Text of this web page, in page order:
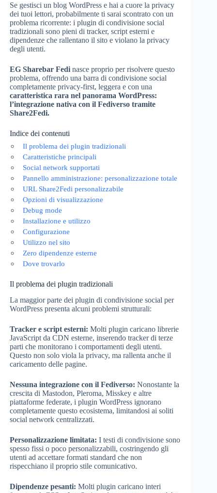
Se gestisci un blog WordPress e hai a cuore la privacy
dei tuoi lettori, probabilmente ti sarai scontrato con un
problema ricorrente: i plugin di condivisione social
tradizionali sono pieni di tracker, script esterni e
dipendenze che rallentano il sito e violano la privacy
degli utenti.
EG Sharebar Fedi nasce proprio per risolvere questo
problema, offrendo una barra di condivisione social
completamente privacy-first, leggera e con una
caratteristica rara nel panorama WordPress:
l’integrazione nativa con il Fediverso tramite
Share2Fedi.
Indice dei contenuti
Il problema dei plugin tradizionali
Caratteristiche principali
Social network supportati
Pannello amministrazione: personalizzazione totale
URL Share2Fedi personalizzabile
Opzioni di visualizzazione
Debug mode
Installazione e utilizzo
Configurazione
Utilizzo nel sito
Zero dipendenze esterne
Dove trovarlo
Il problema dei plugin tradizionali
La maggior parte dei plugin di condivisione social per
WordPress presenta alcuni problemi strutturali:
Tracker e script esterni: Molti plugin caricano librerie
JavaScript da CDN esterne, inserendo tracker di terze
parti che monitorano i comportamenti degli utenti.
Questo non solo viola la privacy, ma rallenta anche il
caricamento delle pagine.
Nessuna integrazione con il Fediverso: Nonostante la
crescita di Mastodon, Pleroma, Misskey e altre
piattaforme federate, i plugin WordPress ignorano
completamente questo ecosistema, limitandosi ai soliti
social network centralizzati.
Personalizzazione limitata: I testi di condivisione sono
spesso fissi o poco personalizzabili, costringendo gli
utenti ad accettare formati standard che non
rispecchiano il proprio stile comunicativo.
Dipendenze pesanti: Molti plugin caricano interi